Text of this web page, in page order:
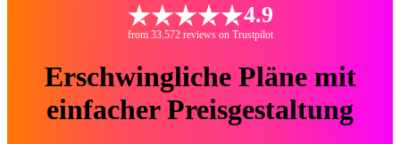
4.9
from 33.572 reviews on Trustpilot
Erschwingliche Pläne mit
einfacher Preisgestaltung